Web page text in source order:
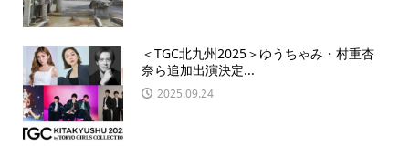
＜TGC北九州2025＞ゆうちゃみ・村重杏
奈ら追加出演決定...
2025.09.24